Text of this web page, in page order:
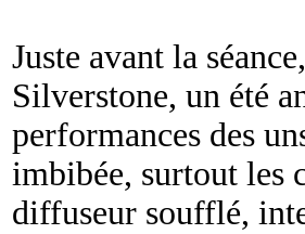
Juste avant la
Silverstone, un été
performances des
imbibée, surtout les
diffuseur soufflé,